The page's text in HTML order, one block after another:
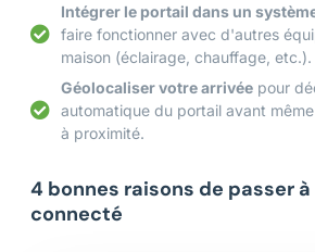
Intégrer le portail dans un
faire fonctionner avec d'autres
maison (éclairage, chauffage, etc.).
Géolocaliser votre arrivéepour
automatique du portail avant
à proximité.
4 bonnes raisons de passer
connecté